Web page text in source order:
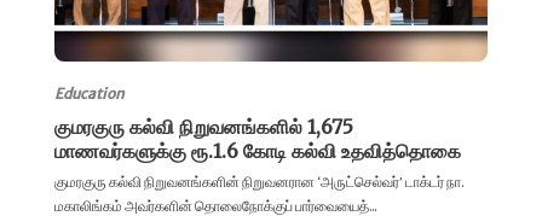
Education
குமரகுரு கல்வி நிறுவனங்களில் 1,675
மாணவர்களுக்கு ரூ.1.6 கோடி கல்வி உதவித்தொகை
குமரகுரு கல்வி நிறுவனங்களின் நிறுவனரான ‘அருட்செல்வர்’ டாக்டர் நா.
மகாலிங்கம் அவர்களின் தொலைநோக்குப் பார்வையைத்...